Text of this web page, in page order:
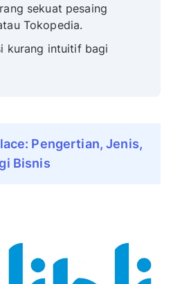
sekuat pesaing
Tokopedia.
kurang intuitif bagi
Pengertian, Jenis,
Bisnis